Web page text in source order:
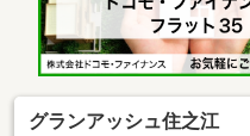
グランアッシュ住之江